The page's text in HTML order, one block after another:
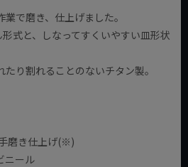
で磨き、仕上げました。
式と、しなってすくいやすい皿形状
り割れることのないチタン製。
磨き仕上げ(※)
ニール